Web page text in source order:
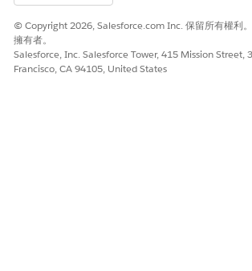
此文章是否解決您的問題？
是
© Copyright 2026, Salesforce.com Inc. 保留所有權利
擁有者。
Salesforce, Inc. Salesforce Tower, 415 Mission Street,
Francisco, CA 94105, United States